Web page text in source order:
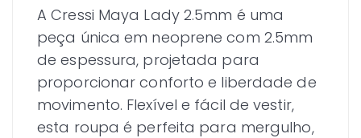
A Cressi Maya Lady 2.5mm é uma
peça única em neoprene com 2.5mm
de espessura, projetada para
proporcionar conforto e liberdade de
movimento. Flexível e fácil de vestir,
esta roupa é perfeita para mergulho,